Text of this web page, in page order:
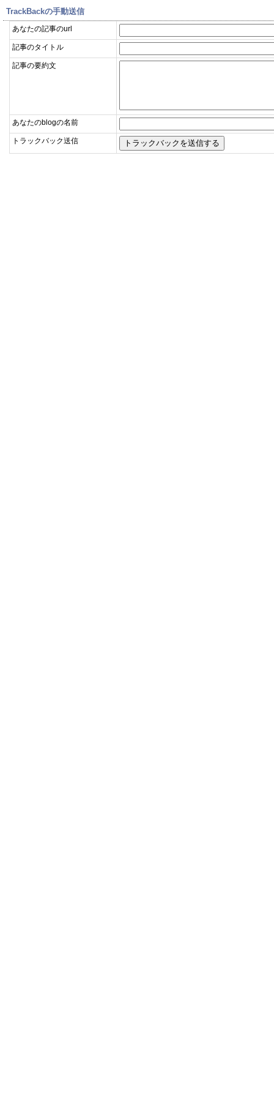
TrackBackの手動送信
あなたの記事のurl
記事のタイトル
記事の要約文
あなたのblogの名前
トラックバック送信